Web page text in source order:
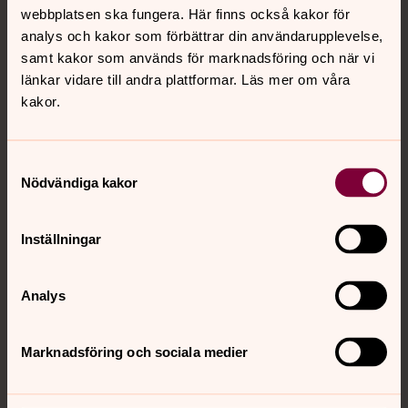
webbplatsen ska fungera. Här finns också kakor för
analys och kakor som förbättrar din användarupplevelse,
samt kakor som används för marknadsföring och när vi
länkar vidare till andra plattformar. Läs mer om våra
kakor.
Nödvändiga kakor
Inställningar
Analys
Marknadsföring och sociala medier